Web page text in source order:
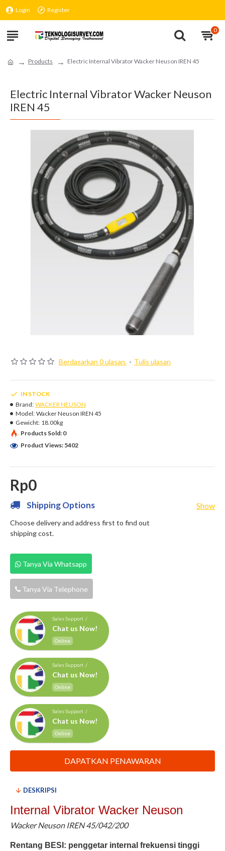
Login Register
0
Products Electric Internal Vibrator Wacker Neuson IREN 45
Electric Internal Vibrator Wacker Neuson
IREN 45
Berdasarkan 0 ulasan. - Tulis ulasan
Rp0
IN STOCK
Brand: WACKER NEUSON
Model: Wacker Neuson IREN 45
Gewicht: 18.00kg
Products Sold: 0
Product Views: 5402
Shipping Options
Choose delivery and address first to find out
shipping cost.
Show
Tanya Via Whatsapp
Tanya Via Telephone
Sales Support /
Chat us Now!
Online
Sales Support /
Chat us Now!
Online
Sales Support /
Chat us Now!
Online
DAPATKAN PENAWARAN
DESKRIPSI
Internal Vibrator Wacker Neuson
Wacker Neuson IREN 45/042/200
Rentang BESI: penggetar internal frekuensi tinggi